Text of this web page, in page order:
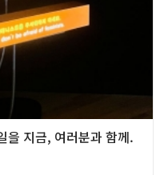
지금, 여러분과 함께.